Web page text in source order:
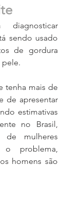
sendo usado
de gordura
pele.
tenha mais de
de apresentar
estimativas
no Brasil,
mulheres
problema,
homens são